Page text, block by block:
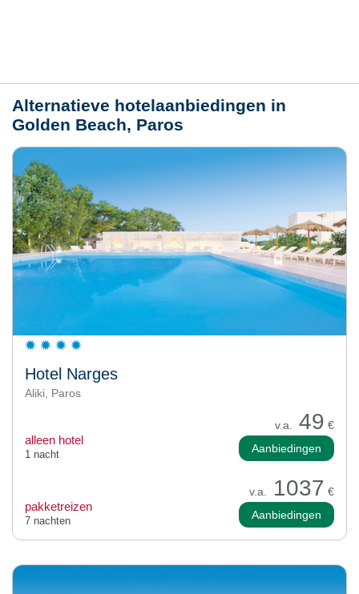
Alternatieve hotelaanbiedingen in
Golden Beach, Paros
Hotel Narges
Aliki, Paros
v.a. 49 €
alleen hotel
1 nacht Aanbiedingen
v.a. 1037 €
pakketreizen
7 nachten Aanbiedingen